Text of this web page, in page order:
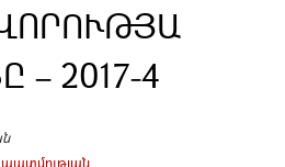
– 2017-4